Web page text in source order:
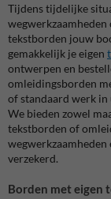
Tijdens tijdelijke
tekstborden jouw
gemakkelijk je eigen
ontwerpen en
omleidingsborden
of standaard werk
We bieden zowel
tekstborden of
verzekerd.
Borden met eigen